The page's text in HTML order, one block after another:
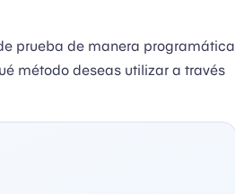
prueba de manera programática
método deseas utilizar a través